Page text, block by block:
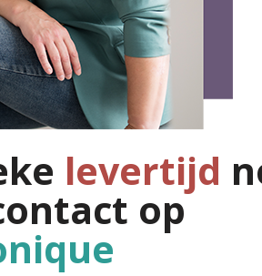
levertijd
op